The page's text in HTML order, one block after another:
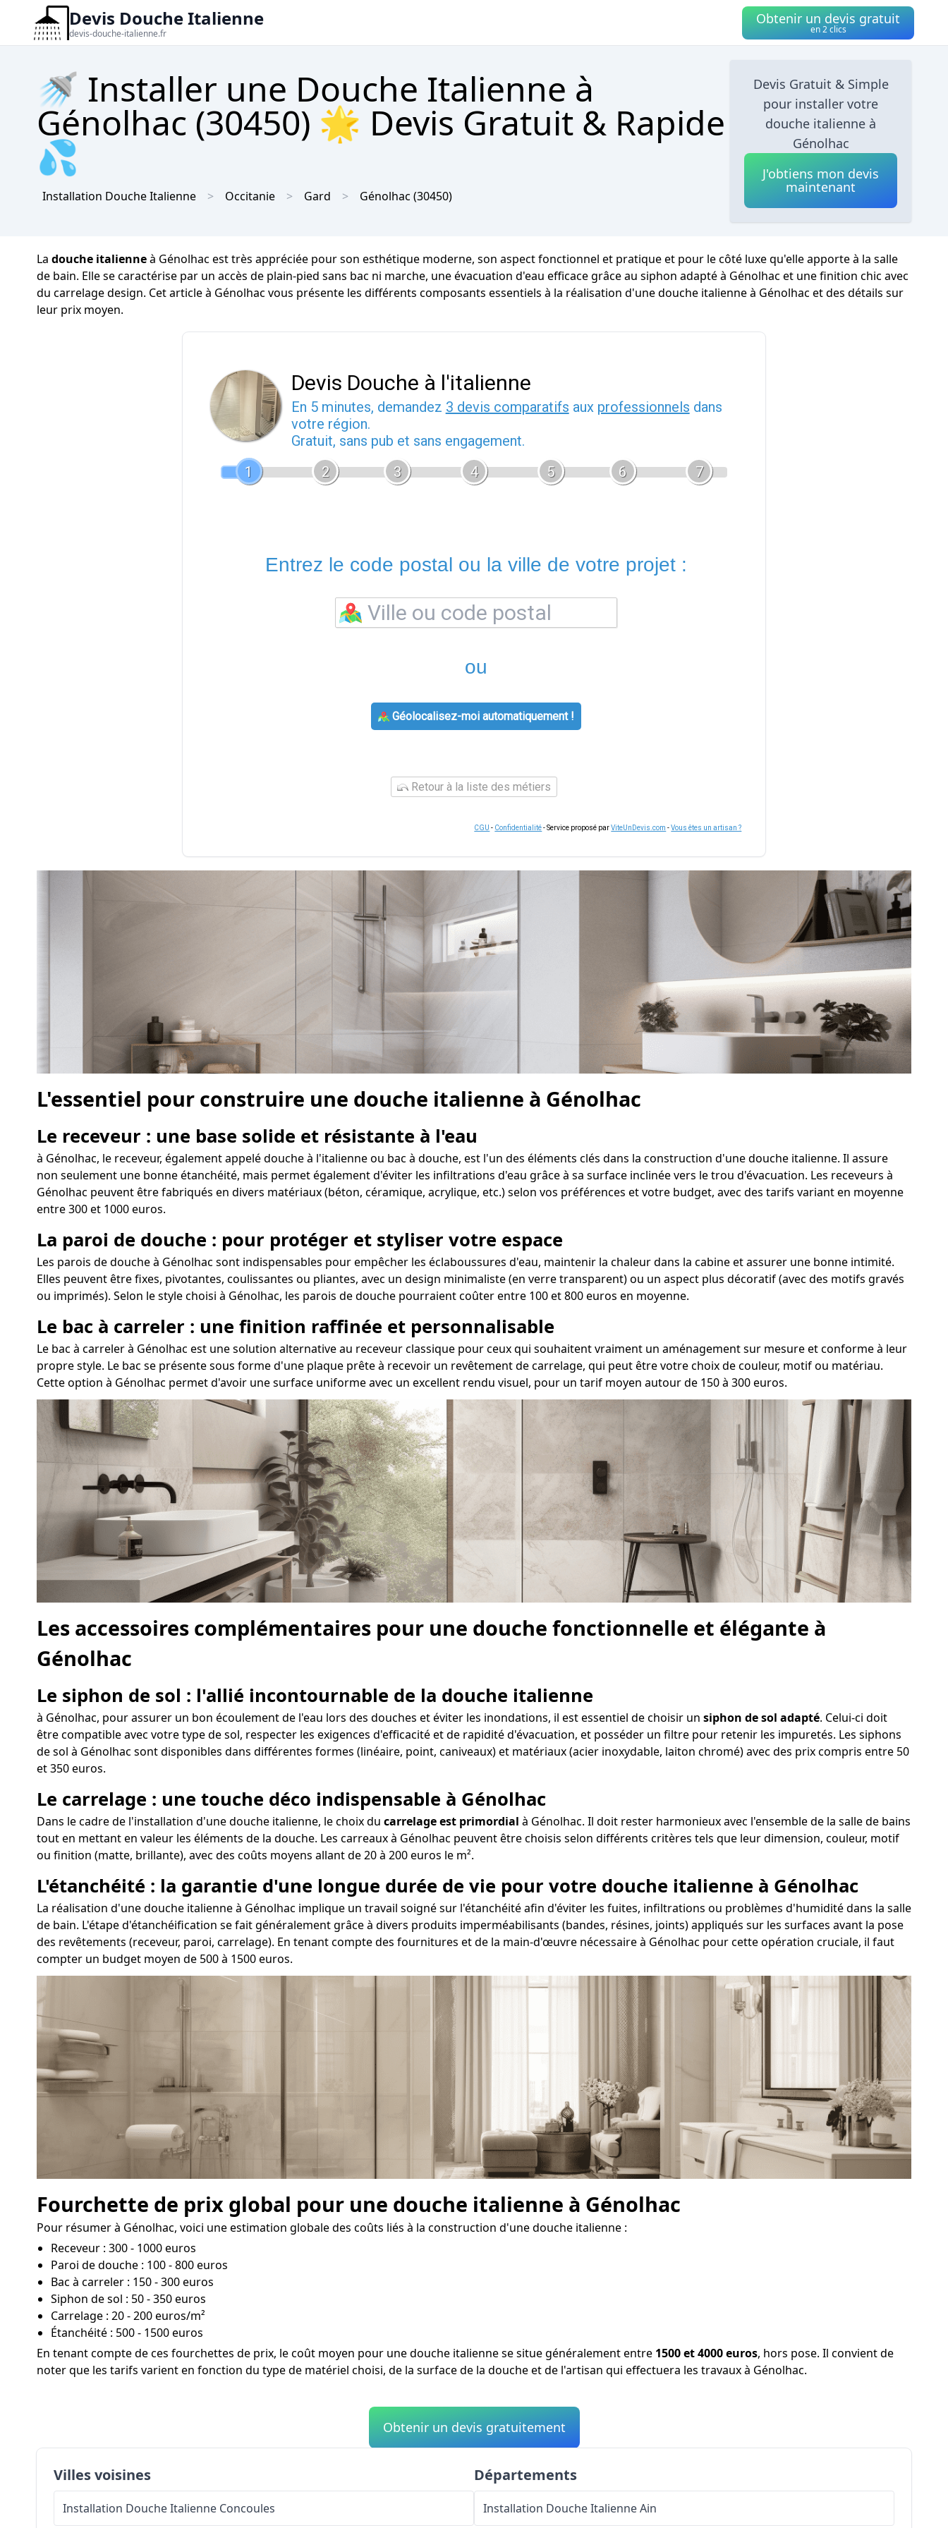
Devis Douche Italienne
devis-douche-italienne.fr
Obtenir un devis gratuit
en 2 clics
🚿 Installer une Douche Italienne à
Génolhac (30450) 🌟 Devis Gratuit & Rapide
💦
Installation Douche Italienne Occitanie Gard Génolhac (30450)
Devis Gratuit & Simple
pour installer votre
douche italienne à
Génolhac
J'obtiens mon devis
maintenant
La douche italienneà Génolhac est très appréciée pour son esthétique moderne, son aspect fonctionnel et pratique et pour le côté luxe qu'elle apporte à la salle
de bain. Elle se caractérise par un accès de plain-pied sans bac ni marche, une évacuation d'eau efficace grâce au siphon adapté à Génolhac et une finition chic avec
du carrelage design. Cet article à Génolhac vous présente les différents composants essentiels à la réalisation d'une douche italienne à Génolhac et des détails sur
leur prix moyen.
Devis Douche à l'italienne
En 5 minutes, demandez 3 devis comparatifs aux professionnels dans
votre région.
Gratuit, sans pub et sans engagement.
1
2 3 4 5 6 7
Entrez le code postal ou la ville de votre projet :
ou
Géolocalisez-moi automatiquement !
Retour à la liste des métiers
CGU - Confidentialité- Service proposé parViteUnDevis.com -Vous êtes un artisan ?
L'essentiel pour construire une douche italienne à Génolhac
Le receveur : une base solide et résistante à l'eau
à Génolhac, le receveur, également appelé douche à l'italienne ou bac à douche, est l'un des éléments clés dans la construction d'une douche italienne. Il assure
non seulement une bonne étanchéité, mais permet également d'éviter les infiltrations d'eau grâce à sa surface inclinée vers le trou d'évacuation. Les receveurs à
Génolhac peuvent être fabriqués en divers matériaux (béton, céramique, acrylique, etc.) selon vos préférences et votre budget, avec des tarifs variant en moyenne
entre 300 et 1000 euros.
La paroi de douche : pour protéger et styliser votre espace
Les parois de douche à Génolhac sont indispensables pour empêcher les éclaboussures d'eau, maintenir la chaleur dans la cabine et assurer une bonne intimité.
Elles peuvent être fixes, pivotantes, coulissantes ou pliantes, avec un design minimaliste (en verre transparent) ou un aspect plus décoratif (avec des motifs gravés
ou imprimés). Selon le style choisi à Génolhac, les parois de douche pourraient coûter entre 100 et 800 euros en moyenne.
Le bac à carreler : une finition raffinée et personnalisable
Le bac à carreler à Génolhac est une solution alternative au receveur classique pour ceux qui souhaitent vraiment un aménagement sur mesure et conforme à leur
propre style. Le bac se présente sous forme d'une plaque prête à recevoir un revêtement de carrelage, qui peut être votre choix de couleur, motif ou matériau.
Cette option à Génolhac permet d'avoir une surface uniforme avec un excellent rendu visuel, pour un tarif moyen autour de 150 à 300 euros.
Les accessoires complémentaires pour une douche fonctionnelle et élégante à
Génolhac
Le siphon de sol : l'allié incontournable de la douche italienne
à Génolhac, pour assurer un bon écoulement de l'eau lors des douches et éviter les inondations, il est essentiel de choisir un siphon de sol adapté. Celui-ci doit
être compatible avec votre type de sol, respecter les exigences d'efficacité et de rapidité d'évacuation, et posséder un filtre pour retenir les impuretés. Les siphons
de sol à Génolhac sont disponibles dans différentes formes (linéaire, point, caniveaux) et matériaux (acier inoxydable, laiton chromé) avec des prix compris entre 50
et 350 euros.
Le carrelage : une touche déco indispensable à Génolhac
Dans le cadre de l'installation d'une douche italienne, le choix du carrelage est primordial à Génolhac. Il doit rester harmonieux avec l'ensemble de la salle de bains
tout en mettant en valeur les éléments de la douche. Les carreaux à Génolhac peuvent être choisis selon différents critères tels que leur dimension, couleur, motif
ou finition (matte, brillante), avec des coûts moyens allant de 20 à 200 euros le m².
L'étanchéité : la garantie d'une longue durée de vie pour votre douche italienne à Génolhac
La réalisation d'une douche italienne à Génolhac implique un travail soigné sur l'étanchéité afin d'éviter les fuites, infiltrations ou problèmes d'humidité dans la salle
de bain. L'étape d'étanchéification se fait généralement grâce à divers produits imperméabilisants (bandes, résines, joints) appliqués sur les surfaces avant la pose
des revêtements (receveur, paroi, carrelage). En tenant compte des fournitures et de la main-d'œuvre nécessaire à Génolhac pour cette opération cruciale, il faut
compter un budget moyen de 500 à 1500 euros.
Fourchette de prix global pour une douche italienne à Génolhac
Pour résumer à Génolhac, voici une estimation globale des coûts liés à la construction d'une douche italienne :
Receveur : 300 - 1000 euros
Paroi de douche : 100 - 800 euros
Bac à carreler : 150 - 300 euros
Siphon de sol : 50 - 350 euros
Carrelage : 20 - 200 euros/m²
Étanchéité : 500 - 1500 euros
En tenant compte de ces fourchettes de prix, le coût moyen pour une douche italienne se situe généralement entre 1500 et 4000 euros, hors pose. Il convient de
noter que les tarifs varient en fonction du type de matériel choisi, de la surface de la douche et de l'artisan qui effectuera les travaux à Génolhac.
Obtenir un devis gratuitement
Villes voisines
Installation Douche Italienne Concoules
Départements
Installation Douche ItalienneAin